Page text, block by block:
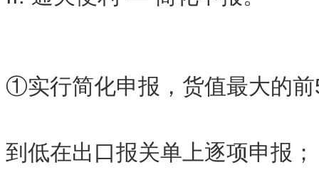
①实行简化申报，货值最大的
到低在出口报关单上逐项申报；